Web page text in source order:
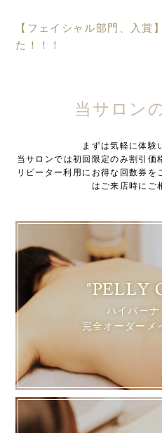
【フェイシャル部門、入賞
た！！！
当サロン
まずは気軽に体験
当サロンでは初回限定のみ割引価
リピーター利用にお得な回数券を
はご来店時にご
"PELLY
ハイパー
完全オーダーメ